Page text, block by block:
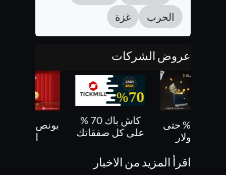
الحرب
غزة
عروض الشركات
بونص 30% حتى
كاش باك 70 %
على كل صفقاتك
الايداع
اقرأ المزيد من الاخبار